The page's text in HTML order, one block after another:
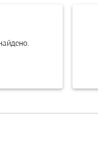
offers-disclaimer.
view-offers-
cmp-view-offers-
cmp-view-
cmp-view-
SVO–KHS: cmp-
SVO–KHS: